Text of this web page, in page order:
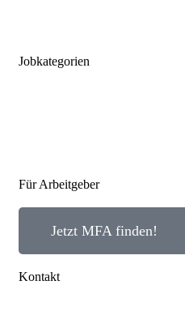
Jobkategorien
Für Arbeitgeber
Jetzt MFA finden!
Kontakt